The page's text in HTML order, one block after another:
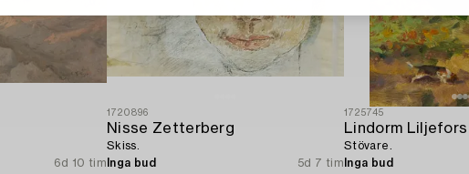
6d 10 tim
1720896
Nisse Zetterberg
Skiss.
Inga bud
5d 7 tim
1725745
Lindorm Liljefors
Stövare.
Inga bud